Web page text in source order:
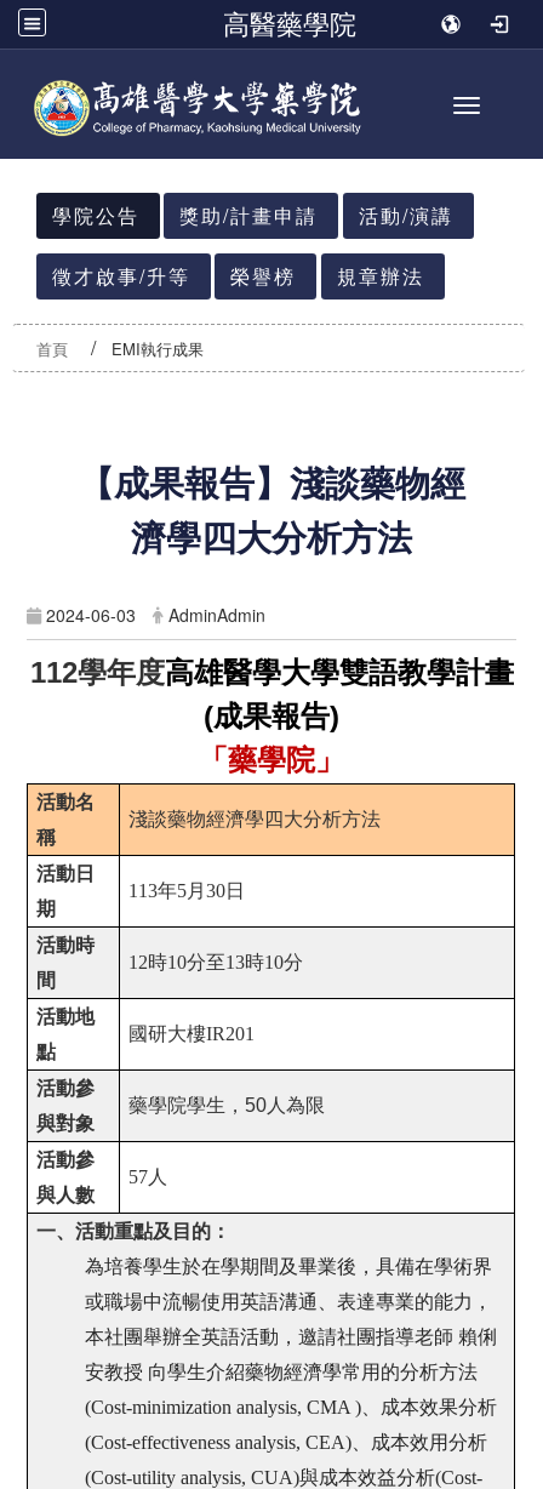
高醫藥學院
Toggle
:::
學院公告
獎助/計畫申請 活動/演講
徵才啟事/升等 榮譽榜 規章辦法
首頁 EMI執行成果
【成果報告】淺談藥物經
濟學四大分析方法
2024-06-03 AdminAdmin
112學年度高雄醫學大學雙語教學計畫
(成果報告)
「藥學院」
活動名
稱
淺談藥物經濟學四大分析方法
活動日
期
113年5月30日
活動時
間
12時10分至13時10分
活動地
點
國研大樓IR201
活動參
與對象
藥學院學生，50人為限
活動參
與人數
57 人
一、活動重點及目的：
為培養學生於在學期間及畢業後，具備在學術界
或職場中流暢使用英語溝通、表達專業的能力，
本社團舉辦全英語活動，邀請社團指導老師 賴俐
安教授 向學生介紹藥物經濟學常用的分析方法
(Cost-minimization analysis, CMA )、成本效果分析
(Cost-effectiveness analysis, CEA)、成本效用分析
(Cost-utility analysis, CUA)與成本效益分析(Cost-